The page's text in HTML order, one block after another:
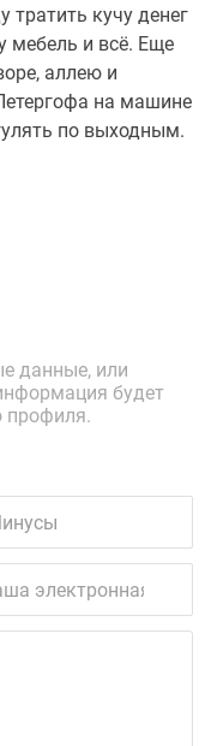
тратить кучу денег
мебель и всё. Еще
аллею и
на машине
по выходным.
данные, или
будет
профиля.